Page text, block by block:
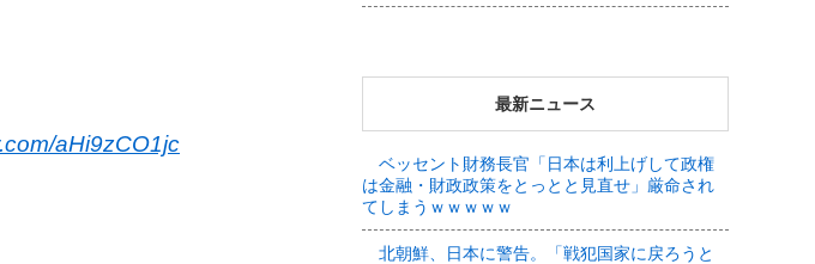
aHi9zCO1jc
最新ニュース
ベッセント財務長官「日本は利上げして政権
は金融・財政政策をとっとと見直せ」厳命され
てしまうｗｗｗｗｗ
北朝鮮、日本に警告。「戦犯国家に戻ろうと